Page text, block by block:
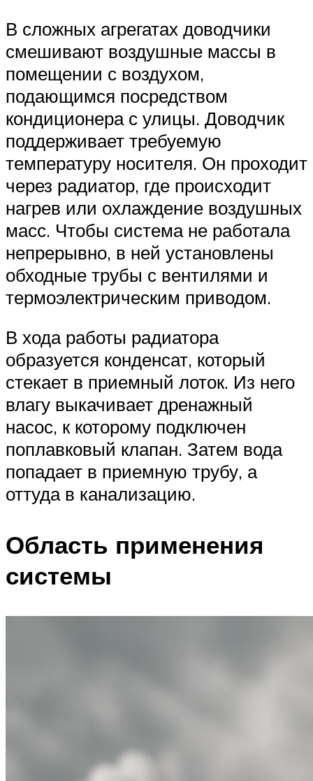
В сложных агрегатах доводчики
смешивают воздушные массы в
помещении с воздухом,
подающимся посредством
кондиционера с улицы. Доводчик
поддерживает требуемую
температуру носителя. Он проходит
через радиатор, где происходит
нагрев или охлаждение воздушных
масс. Чтобы система не работала
непрерывно, в ней установлены
обходные трубы с вентилями и
термоэлектрическим приводом.
В хода работы радиатора
образуется конденсат, который
стекает в приемный лоток. Из него
влагу выкачивает дренажный
насос, к которому подключен
поплавковый клапан. Затем вода
попадает в приемную трубу, а
оттуда в канализацию.
Область применения
системы